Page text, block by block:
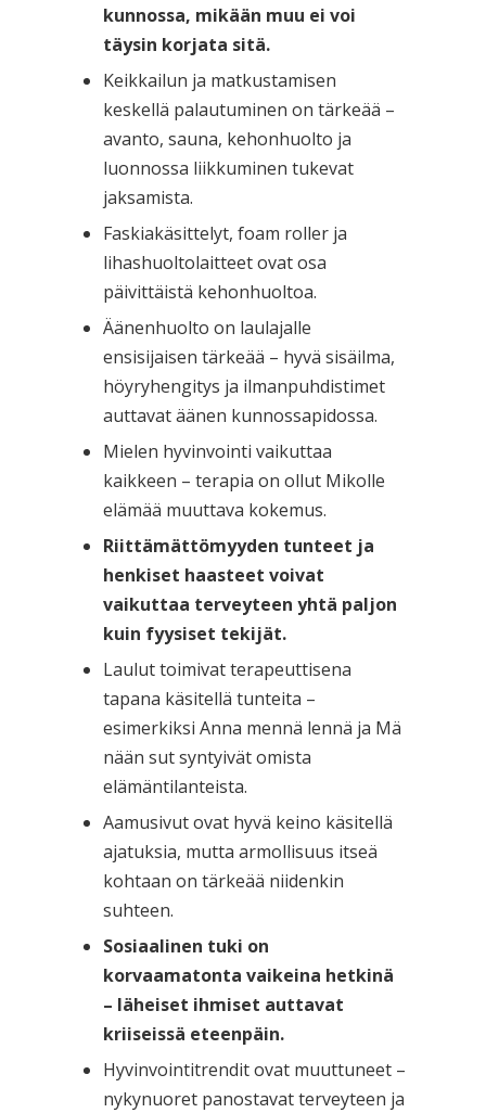
kunnossa, mikään muu ei voi
täysin korjata sitä.
Keikkailun ja matkustamisen
keskellä palautuminen on tärkeää –
avanto, sauna, kehonhuolto ja
luonnossa liikkuminen tukevat
jaksamista.
Faskiakäsittelyt, foam roller ja
lihashuoltolaitteet ovat osa
päivittäistä kehonhuoltoa.
Äänenhuolto on laulajalle
ensisijaisen tärkeää – hyvä sisäilma,
höyryhengitys ja ilmanpuhdistimet
auttavat äänen kunnossapidossa.
Mielen hyvinvointi vaikuttaa
kaikkeen – terapia on ollut Mikolle
elämää muuttava kokemus.
Riittämättömyyden tunteet ja
henkiset haasteet voivat
vaikuttaa terveyteen yhtä paljon
kuin fyysiset tekijät.
Laulut toimivat terapeuttisena
tapana käsitellä tunteita –
esimerkiksi Anna mennä lennä ja Mä
nään sut syntyivät omista
elämäntilanteista.
Aamusivut ovat hyvä keino käsitellä
ajatuksia, mutta armollisuus itseä
kohtaan on tärkeää niidenkin
suhteen.
Sosiaalinen tuki on
korvaamatonta vaikeina hetkinä
– läheiset ihmiset auttavat
kriiseissä eteenpäin.
Hyvinvointitrendit ovat muuttuneet –
nykynuoret panostavat terveyteen ja